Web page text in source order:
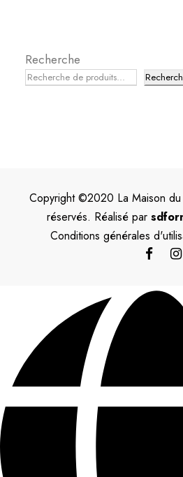
Recherche
Copyright ©2020 La Maison du
réservés. Réalisé par
Conditions générales